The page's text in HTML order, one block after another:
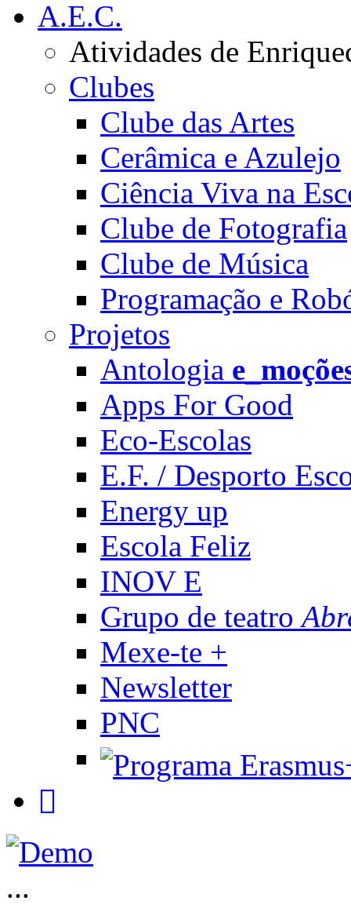
A.E.C.
Atividades de
Clubes
Clube das Artes
Cerâmica e Azulejo
Ciência Viva na
Clube de Fotografia
Clube de Música
Programação e
Projetos
Antologia
Apps For Good
Eco-Escolas
E.F. / Desporto
Energy up
Escola Feliz
INOV E
Grupo de teatro
Mexe-te +
Newsletter
PNC
...